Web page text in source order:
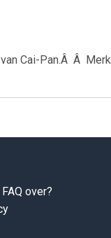
Cai-Pan.Â Â
over?